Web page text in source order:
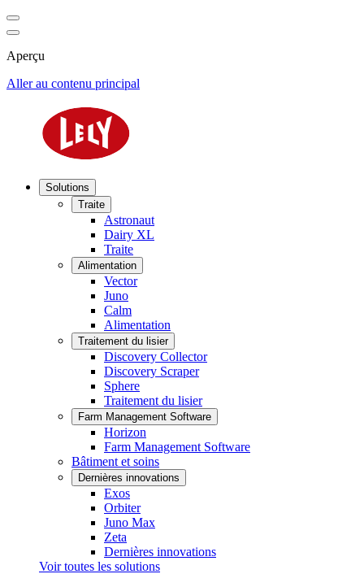
Aperçu
Aller au contenu principal
Solutions
Traite
Astronaut
Dairy XL
Traite
Alimentation
Vector
Juno
Calm
Alimentation
Traitement du lisier
Discovery Collector
Discovery Scraper
Sphere
Traitement du lisier
Farm Management Software
Horizon
Farm Management Software
Bâtiment et soins
Dernières innovations
Exos
Orbiter
Juno Max
Zeta
Dernières innovations
Voir toutes les solutions